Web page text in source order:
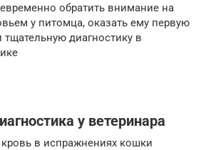
обратить внимание на
у питомца, оказать ему первую
диагностику в
у ветеринара
в испражнениях кошки